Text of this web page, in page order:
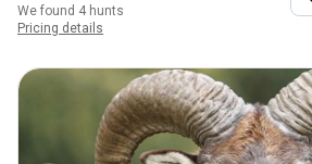
We found 4 hunts
Pricing details